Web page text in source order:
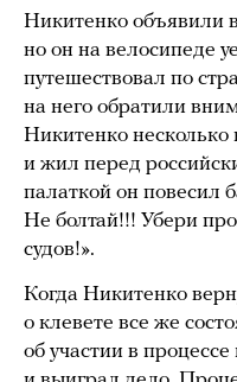
Никитенко объявили
но он на велосипеде
путешествовал по
на него обратили
Никитенко несколько
и жил перед
палаткой он повесил
Не болтай!!! Убери
судов!».
Когда Никитенко
о клевете все же
об участии в